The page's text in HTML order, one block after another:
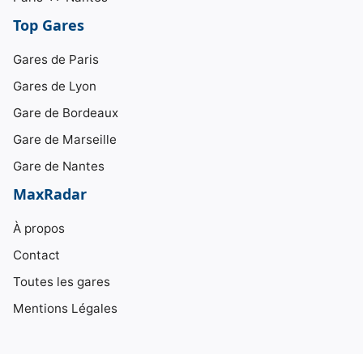
Top Gares
Gares de Paris
Gares de Lyon
Gare de Bordeaux
Gare de Marseille
Gare de Nantes
MaxRadar
À propos
Contact
Toutes les gares
Mentions Légales